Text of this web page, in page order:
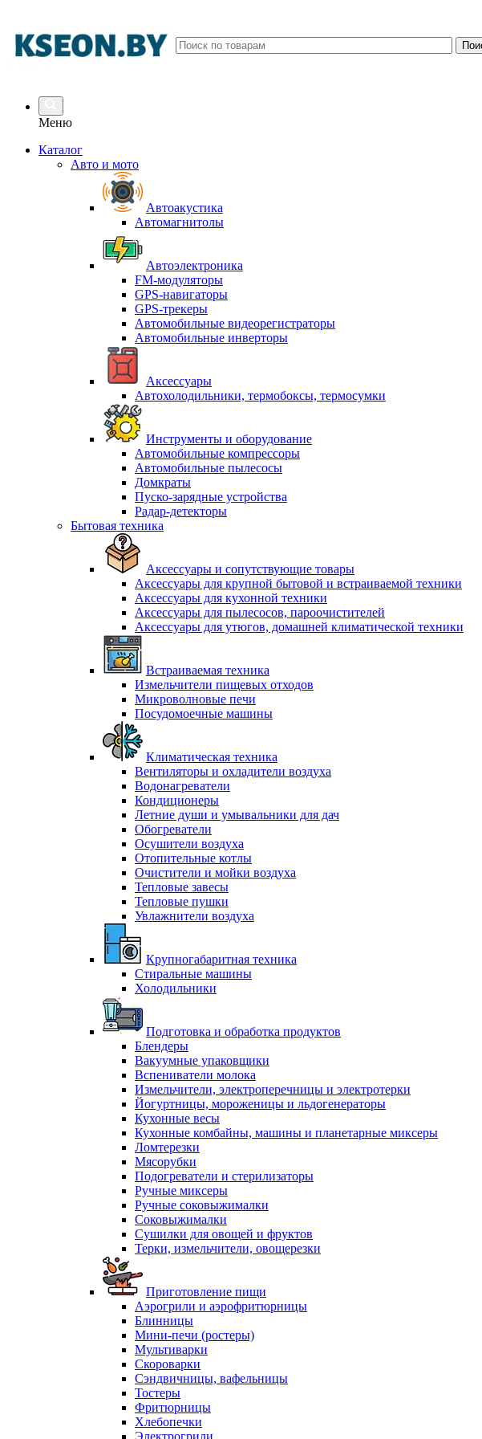
Меню
Каталог
Авто и мото
Автоакустика
Автомагнитолы
Автоэлектроника
FM-модуляторы
GPS-навигаторы
GPS-трекеры
Автомобильные видеорегистраторы
Автомобильные инверторы
Аксессуары
Автохолодильники, термобоксы, термосумки
Инструменты и оборудование
Автомобильные компрессоры
Автомобильные пылесосы
Домкраты
Пуско-зарядные устройства
Радар-детекторы
Бытовая техника
Аксессуары и сопутствующие товары
Аксессуары для крупной бытовой и встраиваемой техники
Аксессуары для кухонной техники
Аксессуары для пылесосов, пароочистителей
Аксессуары для утюгов, домашней климатической техники
Встраиваемая техника
Измельчители пищевых отходов
Микроволновые печи
Посудомоечные машины
Климатическая техника
Вентиляторы и охладители воздуха
Водонагреватели
Кондиционеры
Летние души и умывальники для дач
Обогреватели
Осушители воздуха
Отопительные котлы
Очистители и мойки воздуха
Тепловые завесы
Тепловые пушки
Увлажнители воздуха
Крупногабаритная техника
Стиральные машины
Холодильники
Подготовка и обработка продуктов
Блендеры
Вакуумные упаковщики
Вспениватели молока
Измельчители, электроперечницы и электротерки
Йогуртницы, мороженицы и льдогенераторы
Кухонные весы
Кухонные комбайны, машины и планетарные миксеры
Ломтерезки
Мясорубки
Подогреватели и стерилизаторы
Ручные миксеры
Ручные соковыжималки
Соковыжималки
Сушилки для овощей и фруктов
Терки, измельчители, овощерезки
Приготовление пищи
Аэрогрили и аэрофритюрницы
Блинницы
Мини-печи (ростеры)
Мультиварки
Скороварки
Сэндвичницы, вафельницы
Тостеры
Фритюрницы
Хлебопечки
Электрогрили